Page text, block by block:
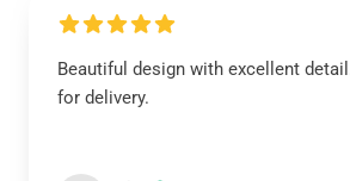
Beautiful design with excellent
for delivery.